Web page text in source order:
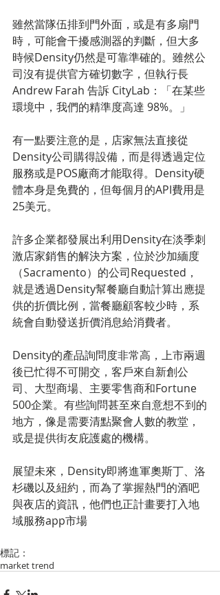
雖然當隊伍排到門外面，或是有多扇門
時，可能會干擾感測器的判斷，但大多
時候Density仍然是可靠準確的。雖然公
司沒有提供官方確切數字，但執行長
Andrew Farah 告訴 CityLab：「在某些
環境中，我們的精準度高達 98%。」
有一點要注意的是，店家無法直接從
Density公司購得設備，而是得透過定位
服務或是POS廠商才能取得。Density硬
體本身是免費的，但每個月的API費用是
25美元。
許多企業都發展出利用Density在淡季刺
激店家銷售的解決方案，位於沙加緬度
（Sacramento）的公司Requested，
就是透過Density幫餐廳自動計算出應提
供的折價比例，當餐廳顧客較少時，系
統會自動發送折價消息給消費者。
Density的產品詢問度非常高，上市兩週
後已忙得不可開交，客戶來自新創公
司、大型商場、主要零售商和Fortune
500企業。有些詢問甚至來自意想不到的
地方，像是需要清點聚會人數的教堂，
或是提供街友庇護處的機構。
展望未來，Density即將進軍奧斯丁、洛
杉磯以及紐約，而為了掌握熱門的酒吧
與夜店的資訊，他們也正計畫要打入地
域服務app市場
標記：
market trend